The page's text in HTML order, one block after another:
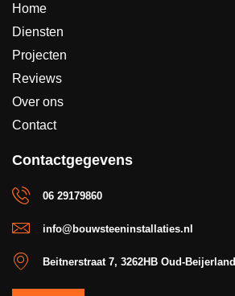
Home
Diensten
Projecten
Reviews
Over ons
Contact
Contactgegevens
06 29179860
info@bouwsteeninstallaties.nl
Beitnerstraat 7, 3262HB Oud-Beijerland